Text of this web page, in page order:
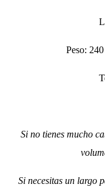
Peso:
Si no tienes mucho
Si necesitas un largo